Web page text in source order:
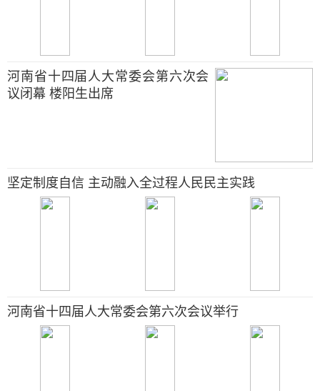
河南省十四届人大常委会第六次会
议闭幕 楼阳生出席
坚定制度自信 主动融入全过程人民民主实践
河南省十四届人大常委会第六次会议举行